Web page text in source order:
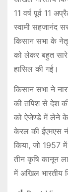
11 वर्ष पूर्व 11
स्वामी सहजानंद
किसान सभा के
को लेकर बहुत
हासिल की गई।
किसान सभा ने
की तपिश से देश
को ऐजेण्डे में लेने के
केरल की ईएमएस
किया, जो 1957
तीन कृषि कानून
में अखिल भारतीय